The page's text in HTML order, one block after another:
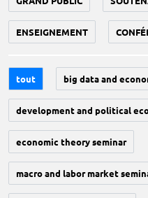
ENSEIGNEMENT
tout big data and
development and political
economic theory seminar
macro and labor market